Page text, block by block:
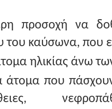
προσοχή να
του καύσωνα, που
ηλικίας άνω
άτομα που